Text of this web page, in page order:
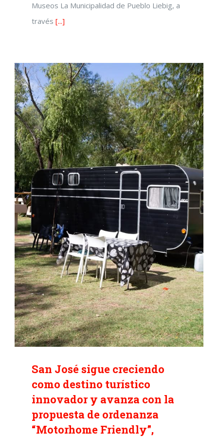
Museos La Municipalidad de Pueblo Liebig, a
través [...]
San José sigue creciendo
como destino turístico
innovador y avanza con la
propuesta de ordenanza
“Motorhome Friendly”,